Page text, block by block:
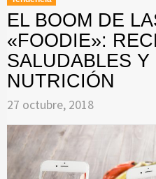
EL BOOM DE
«FOODIE»:
SALUDABLES
NUTRICIÓN
27 octubre, 2018